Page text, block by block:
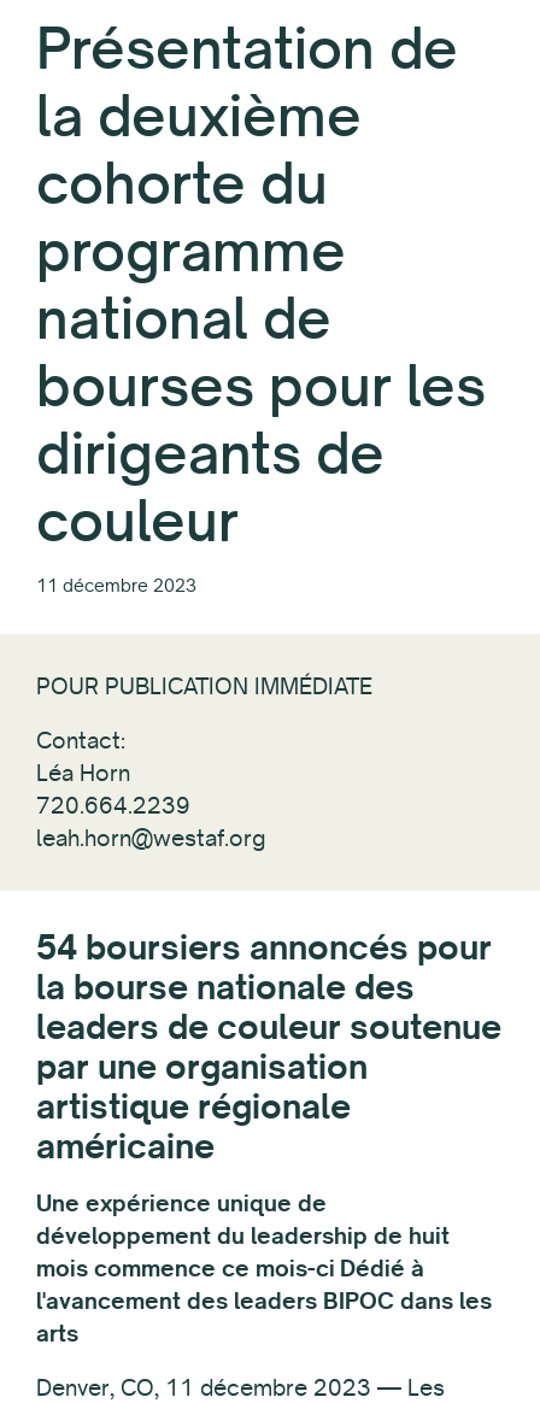
Présentation de
la deuxième
cohorte du
programme
national de
bourses pour les
dirigeants de
couleur
11 décembre 2023
POUR PUBLICATION IMMÉDIATE
Contact:
Léa Horn
720.664.2239
leah.horn@westaf.org
54 boursiers annoncés pour
la bourse nationale des
leaders de couleur soutenue
par une organisation
artistique régionale
américaine
Une expérience unique de
développement du leadership de huit
mois commence ce mois-ci Dédié à
l'avancement des leaders BIPOC dans les
arts
Denver, CO, 11 décembre 2023 — Les